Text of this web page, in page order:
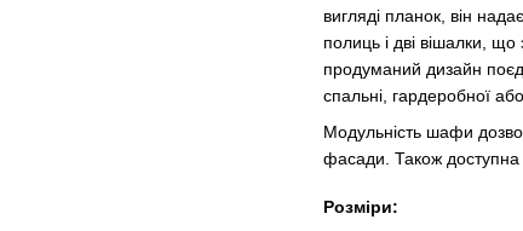
вигляді планок, він
полиць і дві вішалки, що
продуманий дизайн
спальні, гардеробної
Модульність шафи
фасади. Також доступна
Розміри: